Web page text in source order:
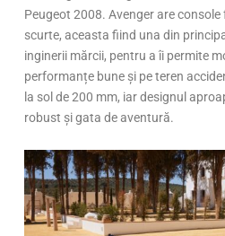
Peugeot 2008. Avenger are
scurte, aceasta fiind una din
inginerii mărcii, pentru a îi permite
performanțe bune și pe teren
la sol de 200 mm, iar designul
robust și gata de aventură.